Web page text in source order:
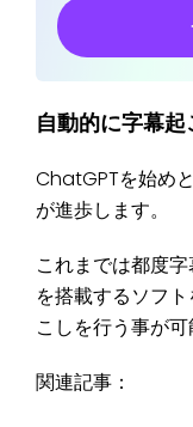
自動的に字幕
ChatGPTを始め
が進歩します。
これまでは都度
を搭載するソフ
こしを行う事が可
関連記事：